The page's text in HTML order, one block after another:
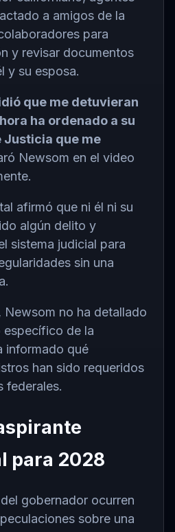
a amigos de la
para
y revisar documentos
y su esposa.
que me detuvieran
ha ordenado a su
Justicia que me
Newsom en el video
afirmó que ni él ni su
algún delito y
sistema judicial para
sin una
Newsom no ha detallado
específico de la
informado qué
han sido requeridos
federales.
para 2028
gobernador ocurren
sobre una